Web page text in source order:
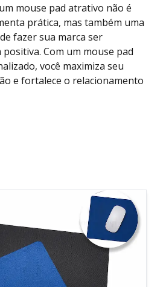
mouse pad atrativo não é
prática, mas também uma
fazer sua marca ser
Com um mouse pad
você maximiza seu
e fortalece o relacionamento